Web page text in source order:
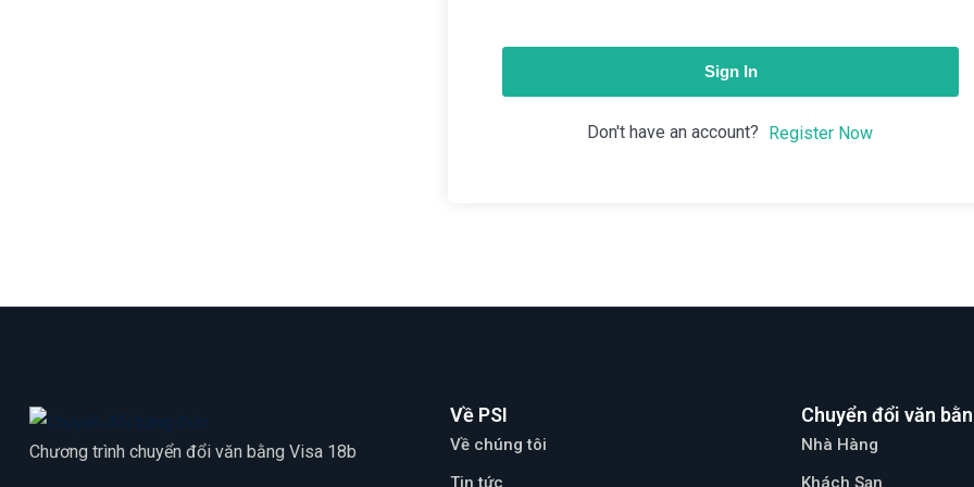
Sign In
Don't have an account? Register Now
Chương trình chuyển đổi văn bằng Visa 18b
Về PSI
Về chúng tôi
Tin tức
Chuyển đổi văn
Nhà Hàng
Khách Sạn